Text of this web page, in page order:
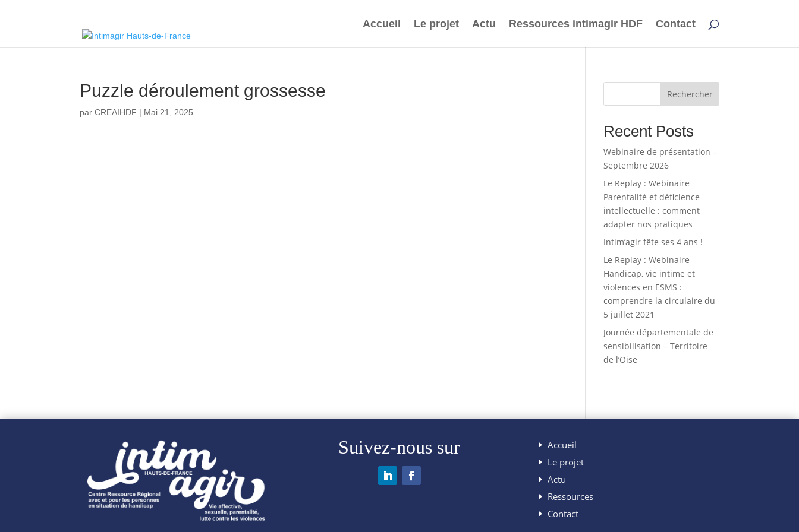
Accueil Le projet Actu Ressources intimagir HDF Contact
Puzzle déroulement grossesse
parCREAIHDF | Mai 21, 2025
Rechercher
Recent Posts
Webinaire de présentation –
Septembre 2026
Le Replay : Webinaire
Parentalité et déficience
intellectuelle : comment
adapter nos pratiques
Intim’agir fête ses 4 ans !
Le Replay : Webinaire
Handicap, vie intime et
violences en ESMS :
comprendre la circulaire du
5 juillet 2021
Journée départementale de
sensibilisation – Territoire
de l’Oise
Suivez-nous sur
Accueil
Le projet
Actu
Ressources
Contact